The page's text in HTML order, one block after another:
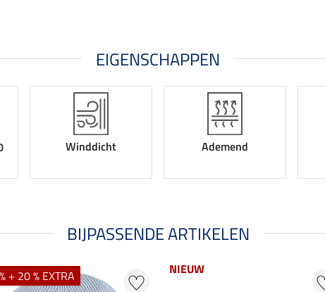
EIGENSCHAPPEN
Winddicht Ademend
BIJPASSENDE ARTIKELEN
+ 20 % EXTRA NIEUW